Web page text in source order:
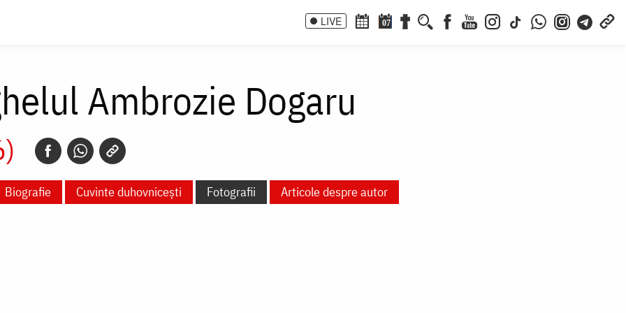
LIVE 07
Ambrozie Dogaru
Biografie Cuvinte duhovnicești Fotografii Articole despre autor